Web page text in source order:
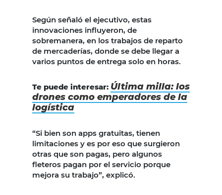
Según señaló el ejecutivo, estas
innovaciones influyeron, de
sobremanera, en los trabajos de reparto
de mercaderías, donde se debe llegar a
varios puntos de entrega solo en horas.
Te puede interesar: Última milla: los
drones como emperadores de la
logística
“Si bien son apps gratuitas, tienen
limitaciones y es por eso que surgieron
otras que son pagas, pero algunos
fleteros pagan por el servicio porque
mejora su trabajo”, explicó.